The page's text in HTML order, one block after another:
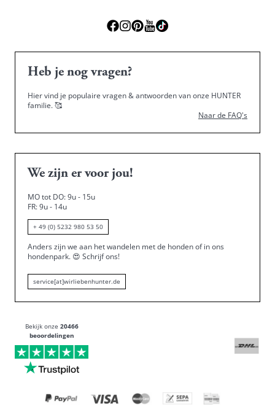
Heb je nog vragen?
Hier vind je populaire vragen & antwoorden van onze HUNTER
familie.🥰
Naar de FAQ's
We zijn er voor jou!
MO tot DO: 9u - 15u
FR: 9u - 14u
+ 49 (0) 5232 980 53 50
Anders zijn we aan het wandelen met de honden of in ons
hondenpark. 😍 Schrijf ons!
service[at]wirliebenhunter.de
Bekijk onze 20466
beoordelingen